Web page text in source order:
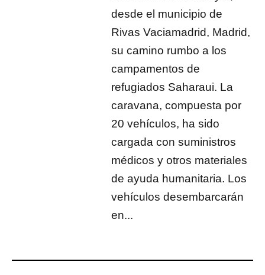
desde el municipio de
Rivas Vaciamadrid, Madrid,
su camino rumbo a los
campamentos de
refugiados Saharaui. La
caravana, compuesta por
20 vehículos, ha sido
cargada con suministros
médicos y otros materiales
de ayuda humanitaria. Los
vehículos desembarcarán
en...